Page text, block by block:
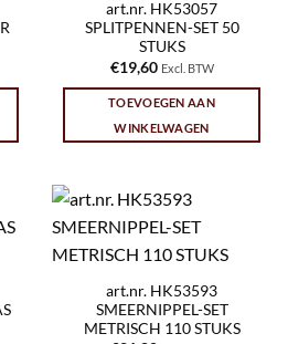
art.nr. HK53057
SPLITPENNEN-SET 50
STUKS
€19,60 Excl. BTW
TOEVOEGEN AAN
WINKELWAGEN
art.nr. HK53593
SMEERNIPPEL-SET
METRISCH 110 STUKS